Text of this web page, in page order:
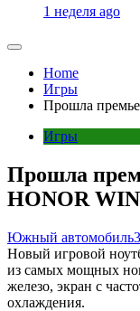
1 неделя ago
Home
Игры
Прошла
Игры
Прошла
HONOR
Южный автомобиль
Новый игровой
из самых мощных
железо, экран с
охлаждения.